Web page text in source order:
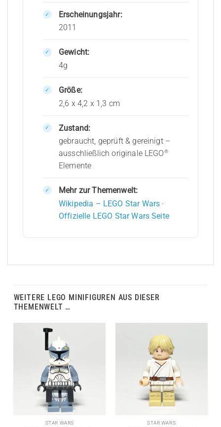
Erscheinungsjahr:
2011
Gewicht:
4g
Größe:
2,6 x 4,2 x 1,3 cm
Zustand:
gebraucht, geprüft & gereinigt –
ausschließlich originale LEGO®
Elemente
Mehr zur Themenwelt:
Wikipedia – LEGO Star Wars ·
Offizielle LEGO Star Wars Seite
WEITERE LEGO MINIFIGUREN AUS DIESER
THEMENWELT …
STAR WARS STAR WARS